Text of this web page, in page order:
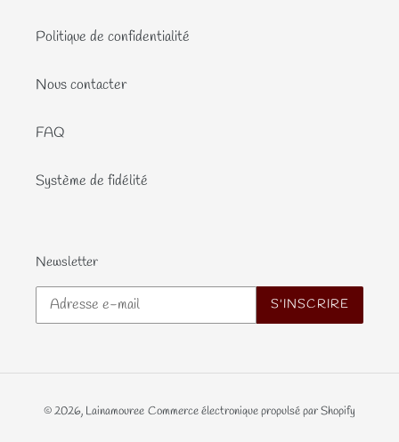
Politique de confidentialité
Nous contacter
FAQ
Système de fidélité
Newsletter
S'INSCRIRE
© 2026, Lainamouree Commerce électronique propulsé par Shopify